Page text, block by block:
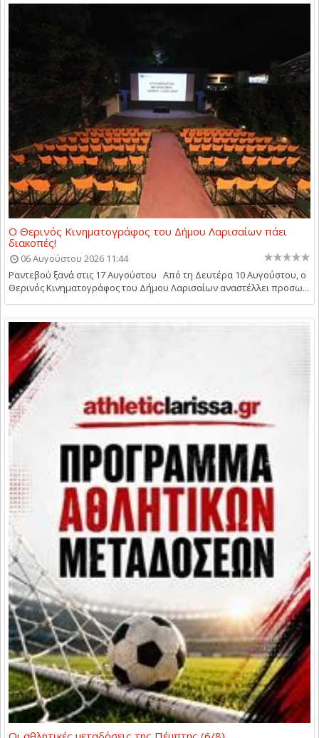
Ο Θερινός Κινηματογράφος του Δήμου Λαρισαίων πάει
διακοπές!
06 Αυγούστου 2026 11:44
Ραντεβού ξανά στις 17 Αυγούστου Από τη Δευτέρα 10 Αυγούστου, ο
Θερινός Κινηματογράφος του Δήμου Λαρισαίων αναστέλλει προσω...